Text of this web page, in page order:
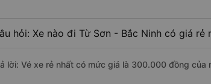
hỏi: Xe nào đi Từ Sơn - Bắc Ninh có giá rẻ
lời: Vé xe rẻ nhất có mức giá là 300.000 đồng của